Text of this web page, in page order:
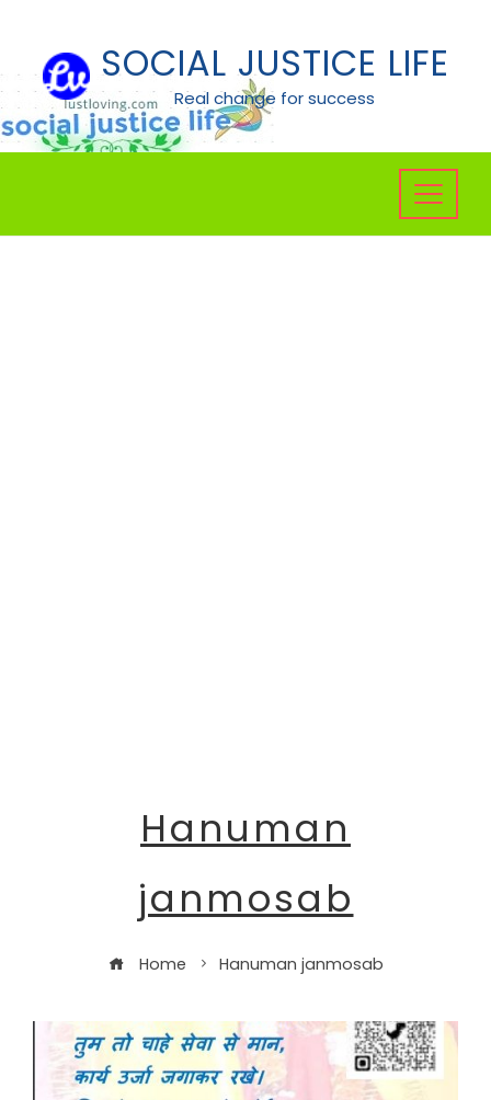
content
SOCIAL JUSTICE LIFE
Real change for success
Hanuman
janmosab
Home Hanuman janmosab